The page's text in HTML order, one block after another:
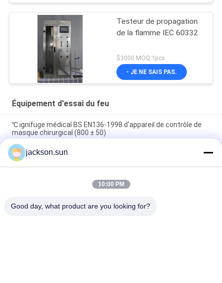
Testeur de propagation
de la flamme IEC 60332
$3000 MOQ:1pcs
- JE NE SAIS PAS.
Équipement d'essai du feu
℃ ignifuge médical BS EN136-1998 d'appareil de contrôle de
masque chirurgical (800 ± 50)
OIN 1133 ASTM D1238 de thermoplastique de MVR de
l'appareil de contrôle MFR d'index d'écoulement de la fonte
100~450℃
Propagation de la flamme de pile solaire et le CEI 61730-2 de
jackson.sun
10:00 PM
Good day, what product are you looking for?